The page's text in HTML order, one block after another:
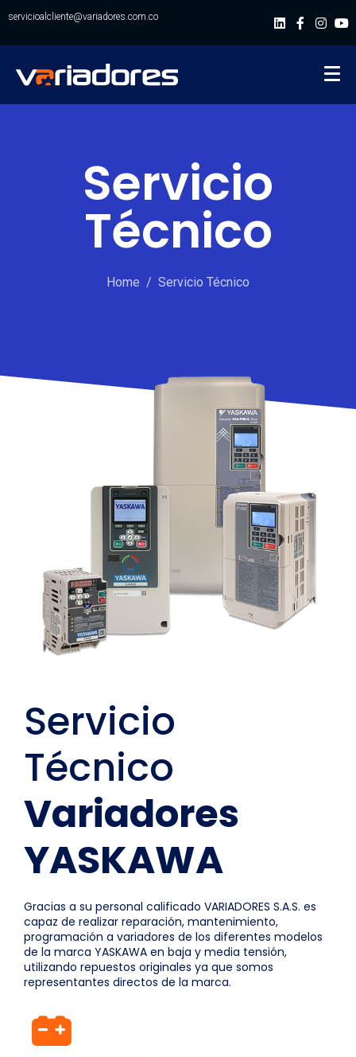
servicioalcliente@variadores.com.co
Servicio
Técnico
Home Servicio Técnico
Servicio
Técnico
Variadores
YASKAWA
Gracias a su personal calificado VARIADORES S.A.S. es
capaz de realizar reparación, mantenimiento,
programación a variadores de los diferentes modelos
de la marca YASKAWA en baja y media tensión,
utilizando repuestos originales ya que somos
representantes directos de la marca.